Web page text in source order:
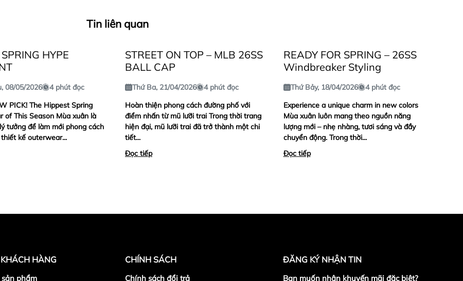
Tin liên quan
HYPE
08/05/2026
4 phút đọc
PICK! The Hippest Spring
of This Season Mùa xuân là
tưởng để làm mới phong cách
kế outerwear...
STREET ON TOP – MLB 26SS
BALL CAP
Thứ Ba, 21/04/2026
4 phút đọc
Hoàn thiện phong cách đường phố với
điểm nhấn từ mũ lưỡi trai Trong thời trang
hiện đại, mũ lưỡi trai đã trở thành một chi
tiết...
Đọc tiếp
READY FOR SPRING – 26SS
Windbreaker Styling
Thứ Bảy, 18/04/2026
4 phút đọc
Experience a unique charm in new colors
Mùa xuân luôn mang theo nguồn năng
lượng mới – nhẹ nhàng, tươi sáng và đầy
chuyển động. Trong thời...
Đọc tiếp
HÀNG
phẩm
CHÍNH SÁCH
Chính sách đổi trả
ĐĂNG KÝ NHẬN TIN
Bạn muốn nhận khuyến mãi đặc biệt?